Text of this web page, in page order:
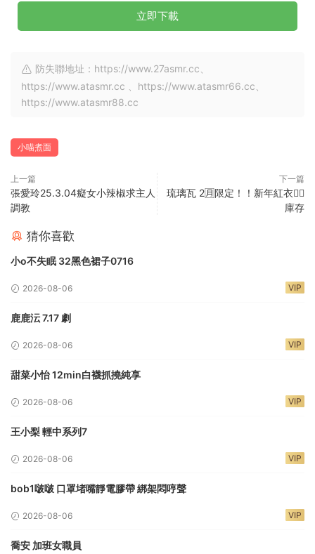
立即下載
防失聯地址：https://www.27asmr.cc、
https://www.atasmr.cc 、https://www.atasmr66.cc、
https://www.atasmr88.cc
小喵煮面
上一篇
張愛玲25.3.04癡女小辣椒求主人
調教
下一篇
琉璃瓦 2🈷️限定！！新年紅衣❤️‍🔥
庫存
猜你喜歡
小o不失眠 32黑色裙子0716
2026-08-06 VIP
鹿鹿沄 7.17 劇
2026-08-06 VIP
甜菜小怡 12min白襪抓撓純享
2026-08-06 VIP
王小梨 輕中系列7
2026-08-06 VIP
bob1啵啵 口罩堵嘴靜電膠帶 綁架悶哼聲
2026-08-06 VIP
喬安 加班女職員